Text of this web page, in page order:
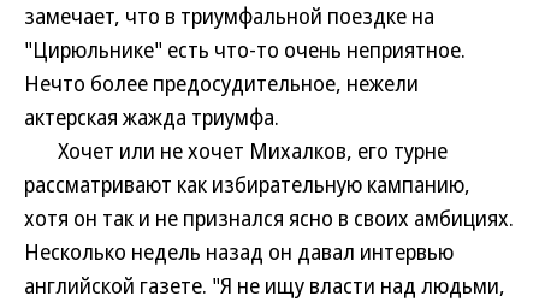
замечает, что в триумфальной поездке на
"Цирюльнике" есть что-то очень неприятное.
Нечто более предосудительное, нежели
актерская жажда триумфа.
Хочет или не хочет Михалков, его турне
рассматривают как избирательную кампанию,
хотя он так и не признался ясно в своих амбициях.
Несколько недель назад он давал интервью
английской газете. "Я не ищу власти над людьми,